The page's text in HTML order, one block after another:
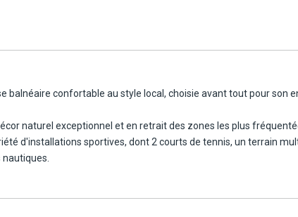
loin des stations les plus développées.
à environ 600 m de la plage, à 10 km de Costa Calma et à 30
de Lanzarote (20 min de traversée bateau). L'aéroport de
balnéaire confortable au style local, choisie avant tout pour son
naturel exceptionnel et en retrait des zones les plus
d'installations sportives, dont 2 courts de tennis, un terrain